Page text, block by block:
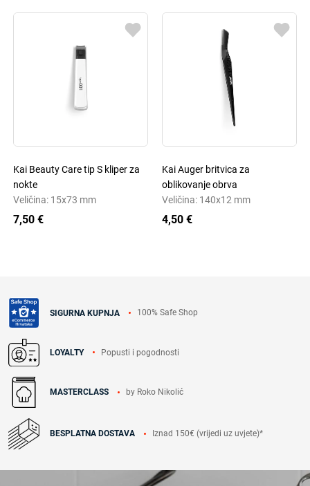
Kai Beauty Care tip S kliper za
nokte
Veličina: 15x73 mm
7,50 €
Kai Auger britvica za
oblikovanje obrva
Veličina: 140x12 mm
4,50 €
SIGURNA KUPNJA 100% Safe Shop
LOYALTY Popusti i pogodnosti
MASTERCLASS by Roko Nikolić
BESPLATNA DOSTAVA Iznad 150€ (vrijedi uz uvjete)*